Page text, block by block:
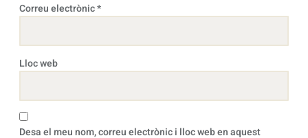
Correu electrònic*
Lloc web
Desa el meu nom, correu electrònic i lloc web en aquest